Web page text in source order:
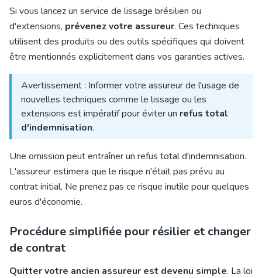
Si vous lancez un service de lissage brésilien ou
d'extensions, prévenez votre assureur. Ces techniques
utilisent des produits ou des outils spécifiques qui doivent
être mentionnés explicitement dans vos garanties actives.
Avertissement : Informer votre assureur de l'usage de
nouvelles techniques comme le lissage ou les
extensions est impératif pour éviter un refus total
d'indemnisation.
Une omission peut entraîner un refus total d'indemnisation.
L'assureur estimera que le risque n'était pas prévu au
contrat initial. Ne prenez pas ce risque inutile pour quelques
euros d'économie.
Procédure simplifiée pour résilier et changer
de contrat
Quitter votre ancien assureur est devenu simple. La loi